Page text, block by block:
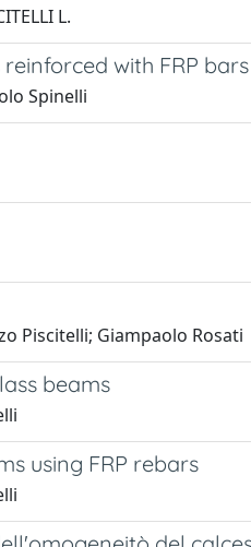
L.
with FRP
Spinelli
Piscitelli; Giampaolo Rosati
beams
using FRP rebars